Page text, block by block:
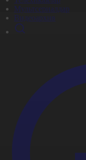
Мультсериалдар
Видеоархив